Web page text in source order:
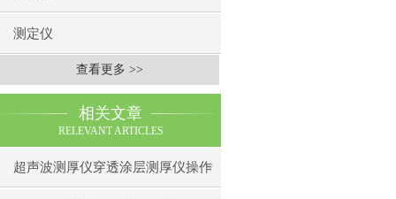
测定仪
查看更多 >>
相关文章
RELEVANT ARTICLES
超声波测厚仪穿透涂层测厚仪操作